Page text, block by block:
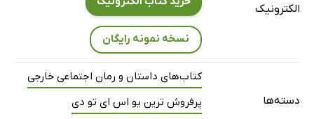
عصر یکشنبه‌ای آرام
افتضاح به نظر می‌رسی. چی شده؟
دلم می‌خواست بگویم نه
الکترونیک
نسخه نمونه رایگان
دسته‌ها
کتاب‌های داستان و رمان اجتماعی خارجی
پرفروش ترین یو اس ای تو دی